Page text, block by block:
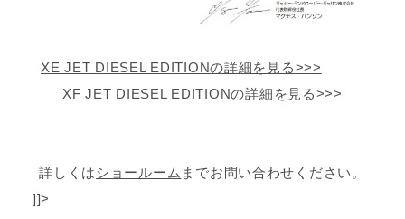
XE JET DIESEL EDITIONの詳細を見る>>>
XF JET DIESEL EDITIONの詳細を見る>>>
詳しくはショールーム までお問い合わせください。
]]>